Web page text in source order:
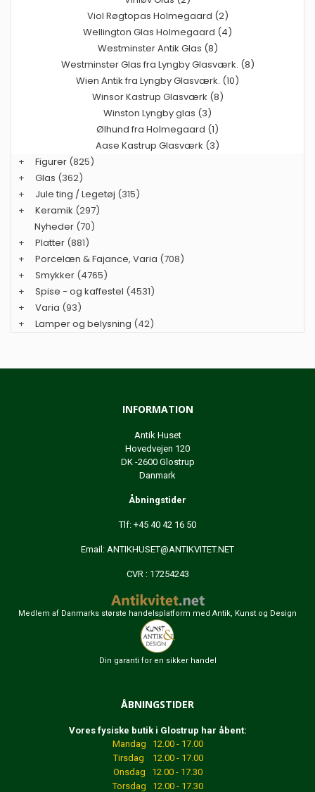
Viol Røgtopas Holmegaard (2)
Wellington Glas Holmegaard (4)
Westminster Antik Glas (8)
Westminster Glas fra Lyngby Glasværk. (8)
Wien Antik fra Lyngby Glasværk. (10)
Winsor Kastrup Glasværk (8)
Winston Lyngby glas (3)
Ølhund fra Holmegaard (1)
Aase Kastrup Glasværk (3)
+
Figurer (825)
+
Glas (362)
+
Jule ting / Legetøj (315)
+
Keramik (297)
Nyheder (70)
+
Platter (881)
+
Porcelæn & Fajance, Varia (708)
+
Smykker (4765)
+
Spise - og kaffestel (4531)
+
Varia (93)
+
Lamper og belysning (42)
INFORMATION
Antik Huset
Hovedvejen 120
DK -2600 Glostrup
Danmark
Åbningstider
Tlf: +45 40 42 16 50
Email: ANTIKHUSET@ANTIKVITET.NET
CVR : 17254243
Medlem af Danmarks største handelsplatform med Antik, Kunst og Design
Din garanti for en sikker handel
ÅBNINGSTIDER
Vores fysiske butik i Glostrup har åbent:
Mandag 12.00 - 17.00
Tirsdag 12.00 - 17.00
Onsdag 12.00 - 17.30
Torsdag 12.00 - 17.30